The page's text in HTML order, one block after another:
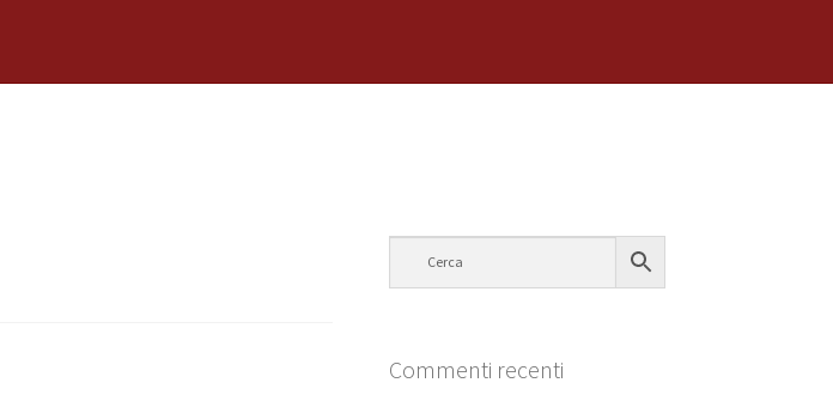
Commenti recenti